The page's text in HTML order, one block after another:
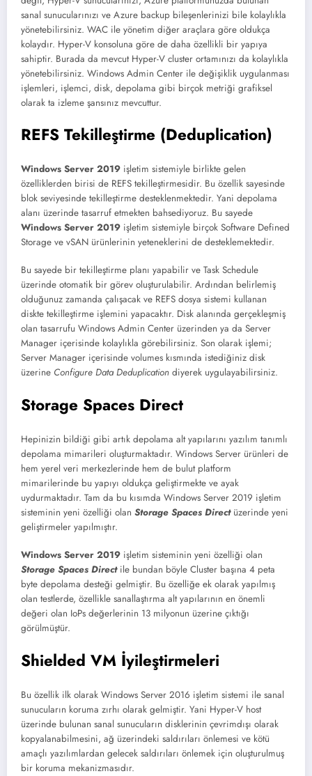
sanal sunucularınızı ve Azure backup bileşenlerinizi bile kolaylıkla
yönetebilirsiniz. WAC ile yönetim diğer araçlara göre oldukça
kolaydır. Hyper-V konsoluna göre de daha özellikli bir yapıya
sahiptir. Burada da mevcut Hyper-V cluster ortamınızı da kolaylıkla
yönetebilirsiniz. Windows Admin Center ile değişiklik uygulanması
işlemleri, işlemci, disk, depolama gibi birçok metriği grafiksel
olarak ta izleme şansınız mevcuttur.
REFS Tekilleştirme (Deduplication)
Windows Server 2019 işletim sistemiyle birlikte gelen
özelliklerden birisi de REFS tekilleştirmesidir. Bu özellik sayesinde
blok seviyesinde tekilleştirme desteklenmektedir. Yani depolama
alanı üzerinde tasarruf etmekten bahsediyoruz. Bu sayede
Windows Server 2019 işletim sistemiyle birçok Software Defined
Storage ve vSAN ürünlerinin yeteneklerini de desteklemektedir.
Bu sayede bir tekilleştirme planı yapabilir ve Task Schedule
üzerinde otomatik bir görev oluşturulabilir. Ardından belirlemiş
olduğunuz zamanda çalışacak ve REFS dosya sistemi kullanan
diskte tekilleştirme işlemini yapacaktır. Disk alanında gerçekleşmiş
olan tasarrufu Windows Admin Center üzerinden ya da Server
Manager içerisinde kolaylıkla görebilirsiniz. Son olarak işlemi;
Server Manager içerisinde volumes kısmında istediğiniz disk
üzerine Configure Data Deduplication diyerek uygulayabilirsiniz.
Storage Spaces Direct
Hepinizin bildiği gibi artık depolama alt yapılarını yazılım tanımlı
depolama mimarileri oluşturmaktadır. Windows Server ürünleri de
hem yerel veri merkezlerinde hem de bulut platform
mimarilerinde bu yapıyı oldukça geliştirmekte ve ayak
uydurmaktadır. Tam da bu kısımda Windows Server 2019 işletim
sisteminin yeni özelliği olan Storage Spaces Directüzerinde yeni
geliştirmeler yapılmıştır.
Windows Server 2019 işletim sisteminin yeni özelliği olan
Storage Spaces Directile bundan böyle Cluster başına 4 peta
byte depolama desteği gelmiştir. Bu özelliğe ek olarak yapılmış
olan testlerde, özellikle sanallaştırma alt yapılarının en önemli
değeri olan IoPs değerlerinin 13 milyonun üzerine çıktığı
görülmüştür.
Shielded VM İyileştirmeleri
Bu özellik ilk olarak Windows Server 2016 işletim sistemi ile sanal
sunucuların koruma zırhı olarak gelmiştir. Yani Hyper-V host
üzerinde bulunan sanal sunucuların disklerinin çevrimdışı olarak
kopyalanabilmesini, ağ üzerindeki saldırıları önlemesi ve kötü
amaçlı yazılımlardan gelecek saldırıları önlemek için oluşturulmuş
bir koruma mekanizmasıdır.